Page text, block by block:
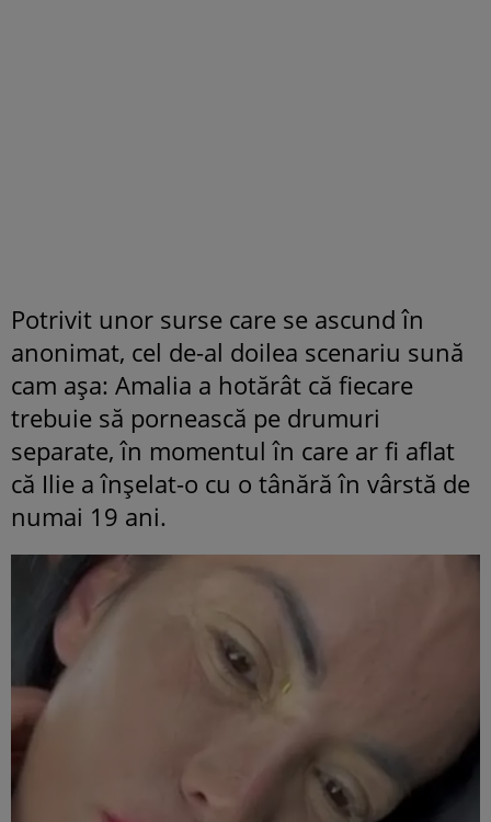
Potrivit unor surse care se ascund în
anonimat, cel de-al doilea scenariu sună
cam aşa: Amalia a hotărât că fiecare
trebuie să pornească pe drumuri
separate, în momentul în care ar fi aflat
că Ilie a înşelat-o cu o tânără în vârstă de
numai 19 ani.